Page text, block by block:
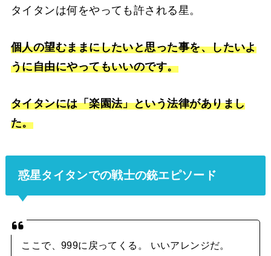
タイタンは何をやっても許される星。
個人の望むままにしたいと思った事を、したいよ
うに自由にやってもいいのです。
タイタンには「楽園法」という法律がありまし
た。
惑星タイタンでの戦士の銃エピソード
ここで、999に戻ってくる。 いいアレンジだ。